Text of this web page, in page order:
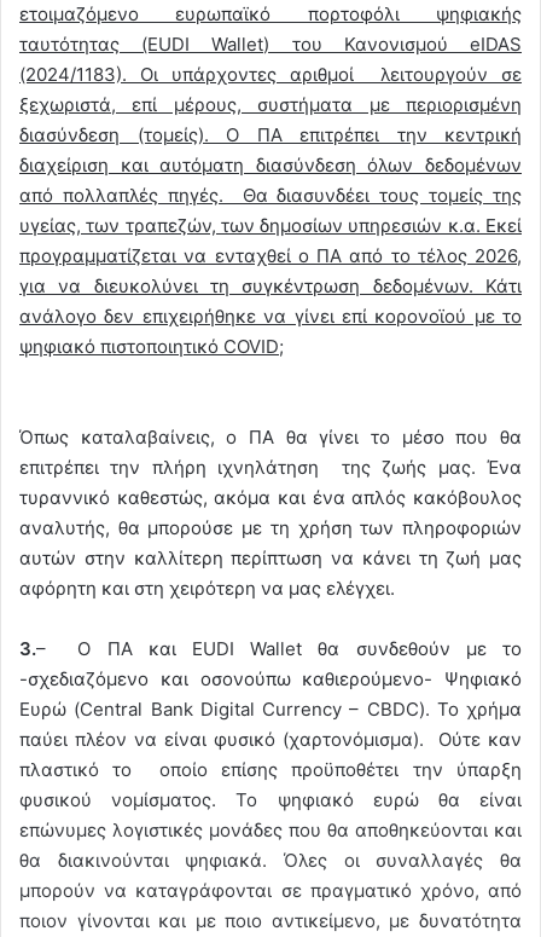
ετοιμαζόμενο ευρωπαϊκό πορτοφόλι ψηφιακής
ταυτότητας (EUDI Wallet) του Κανονισμού eIDAS
(2024/1183). Οι υπάρχοντες αριθμοί λειτουργούν σε
ξεχωριστά, επί μέρους, συστήματα με περιορισμένη
διασύνδεση (τομείς). Ο ΠΑ επιτρέπει την κεντρική
διαχείριση και αυτόματη διασύνδεση όλων δεδομένων
από πολλαπλές πηγές. Θα διασυνδέει τους τομείς της
υγείας, των τραπεζών, των δημοσίων υπηρεσιών κ.α. Εκεί
προγραμματίζεται να ενταχθεί ο ΠΑ από το τέλος 2026,
για να διευκολύνει τη συγκέντρωση δεδομένων. Κάτι
ανάλογο δεν επιχειρήθηκε να γίνει επί κορονοϊού με το
ψηφιακό πιστοποιητικό COVID;
Όπως καταλαβαίνεις, ο ΠΑ θα γίνει το μέσο που θα
επιτρέπει την πλήρη ιχνηλάτηση της ζωής μας. Ένα
τυραννικό καθεστώς, ακόμα και ένα απλός κακόβουλος
αναλυτής, θα μπορούσε με τη χρήση των πληροφοριών
αυτών στην καλλίτερη περίπτωση να κάνει τη ζωή μας
αφόρητη και στη χειρότερη να μας ελέγχει.
3.– Ο ΠΑ και EUDI Wallet θα συνδεθούν με το
-σχεδιαζόμενο και οσονούπω καθιερούμενο- Ψηφιακό
Ευρώ (Central Bank Digital Currency – CBDC). Το χρήμα
παύει πλέον να είναι φυσικό (χαρτονόμισμα). Ούτε καν
πλαστικό το οποίο επίσης προϋποθέτει την ύπαρξη
φυσικού νομίσματος. Το ψηφιακό ευρώ θα είναι
επώνυμες λογιστικές μονάδες που θα αποθηκεύονται και
θα διακινούνται ψηφιακά. Όλες οι συναλλαγές θα
μπορούν να καταγράφονται σε πραγματικό χρόνο, από
ποιον γίνονται και με ποιο αντικείμενο, με δυνατότητα